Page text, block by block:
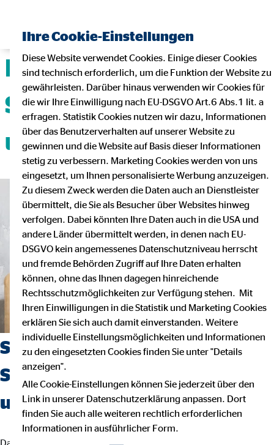
Deine Karriere mit
Sicherheit, Flexibilität
und Teamgeist!
Suchst du einen Job, der
Sicherheit, Selbstbestimmung
und Flexibilität vereint?
Dann bist du bei uns richtig. Wir glauben, dass man am besten
Ihre Cookie-Einstellungen
Diese Website verwendet Cookies. Einige dieser Cookies
sind technisch erforderlich, um die Funktion der Website zu
gewährleisten. Darüber hinaus verwenden wir Cookies für
die wir Ihre Einwilligung nach EU-DSGVO Art.6 Abs.1 lit. a
erfragen. Statistik Cookies nutzen wir dazu, Informationen
über das Benutzerverhalten auf unserer Website zu
gewinnen und die Website auf Basis dieser Informationen
stetig zu verbessern. Marketing Cookies werden von uns
eingesetzt, um Ihnen personalisierte Werbung anzuzeigen.
Zu diesem Zweck werden die Daten auch an Dienstleister
übermittelt, die Sie als Besucher über Websites hinweg
verfolgen. Dabei könnten Ihre Daten auch in die USA und
andere Länder übermittelt werden, in denen nach EU-
DSGVO kein angemessenes Datenschutzniveau herrscht
und fremde Behörden Zugriff auf Ihre Daten erhalten
können, ohne das Ihnen dagegen hinreichende
Rechtsschutzmöglichkeiten zur Verfügung stehen. Mit
Ihren Einwilligungen in die Statistik und Marketing Cookies
erklären Sie sich auch damit einverstanden. Weitere
individuelle Einstellungsmöglichkeiten und Informationen
zu den eingesetzten Cookies finden Sie unter "Details
anzeigen".
Alle Cookie-Einstellungen können Sie jederzeit über den
Link in unserer Datenschutzerklärung anpassen. Dort
finden Sie auch alle weiteren rechtlich erforderlichen
Informationen in ausführlicher Form.